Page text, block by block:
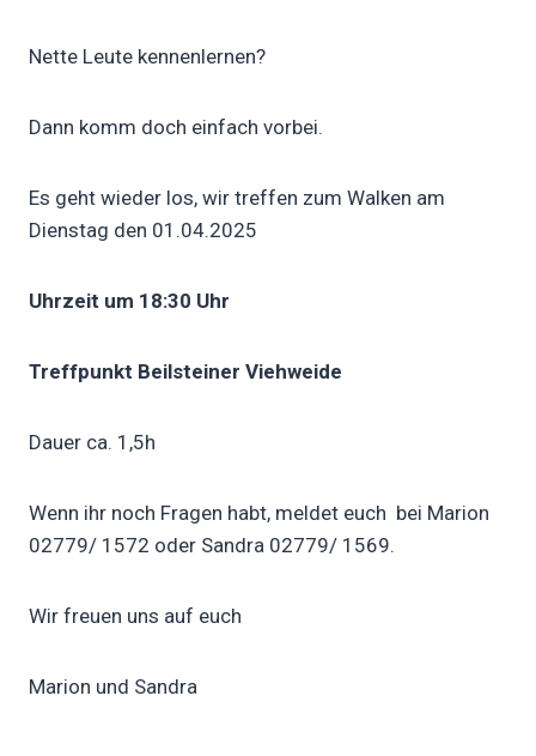
Nette Leute kennenlernen?
Dann komm doch einfach vorbei.
Es geht wieder los, wir treffen zum Walken am
Dienstag den 01.04.2025
Uhrzeit um 18:30 Uhr
Treffpunkt Beilsteiner Viehweide
Dauer ca. 1,5h
Wenn ihr noch Fragen habt, meldet euch bei Marion
02779/ 1572 oder Sandra 02779/ 1569.
Wir freuen uns auf euch
Marion und Sandra